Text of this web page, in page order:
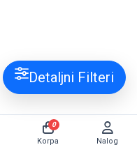
Detaljni Filteri
Korpa
0
Nalog